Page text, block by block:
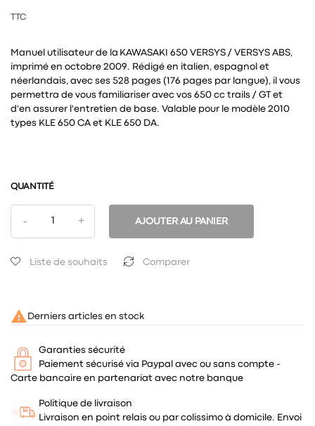
TTC
Manuel utilisateur de la KAWASAKI 650 VERSYS / VERSYS ABS,
imprimé en octobre 2009. Rédigé en italien, espagnol et
néerlandais, avec ses 528 pages (176 pages par langue), il vous
permettra de vous familiariser avec vos 650 cc trails / GT et
d'en assurer l'entretien de base. Valable pour le modèle 2010
types KLE 650 CA et KLE 650 DA.
QUANTITÉ
AJOUTER AU PANIER
Liste de souhaits Comparer
 Derniers articles en stock
Garanties sécurité
Paiement sécurisé via Paypal avec ou sans compte -
Carte bancaire en partenariat avec notre banque
Politique de livraison
Livraison en point relais ou par colissimo à domicile. Envoi